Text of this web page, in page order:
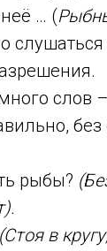
… (
слов
рыбы?
(Стоя в